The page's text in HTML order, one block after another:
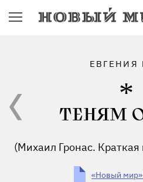
ЕВГЕНИЯ
ТЕНЯМ
(Михаил Гронас.
«Новый